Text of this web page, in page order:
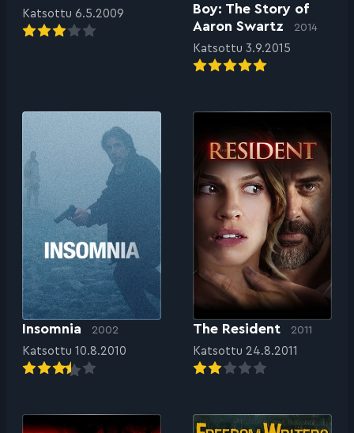
Katsottu 6.5.2009
Boy: The Story of
Aaron Swartz
2014
Katsottu 3.9.2015
Insomnia 2002
Katsottu 10.8.2010
The Resident 2011
Katsottu 24.8.2011